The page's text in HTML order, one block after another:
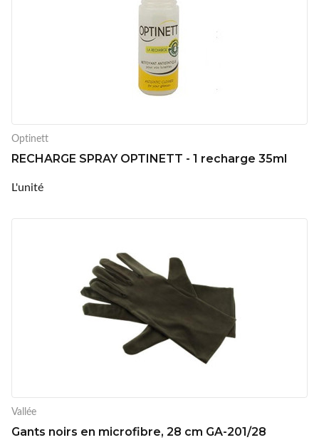
Optinett
RECHARGE SPRAY OPTINETT - 1 recharge 35ml
L'unité
Vallée
Gants noirs en microfibre, 28 cm GA-201/28